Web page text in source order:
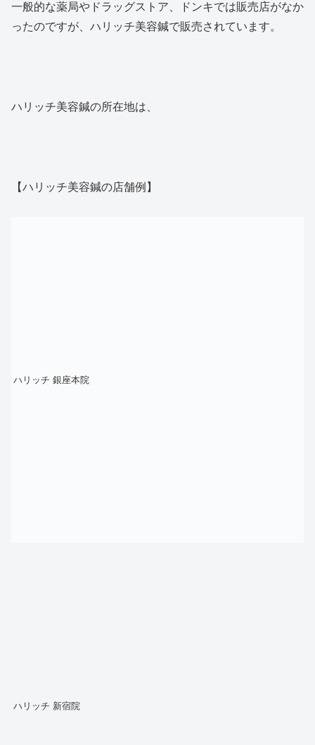
一般的な薬局やドラッグストア、ドンキでは販売店がなか
ったのですが、ハリッチ美容鍼で販売されています。
ハリッチ美容鍼の所在地は、
【ハリッチ美容鍼の店舗例】
ハリッチ 銀座本院
ハリッチ 新宿院